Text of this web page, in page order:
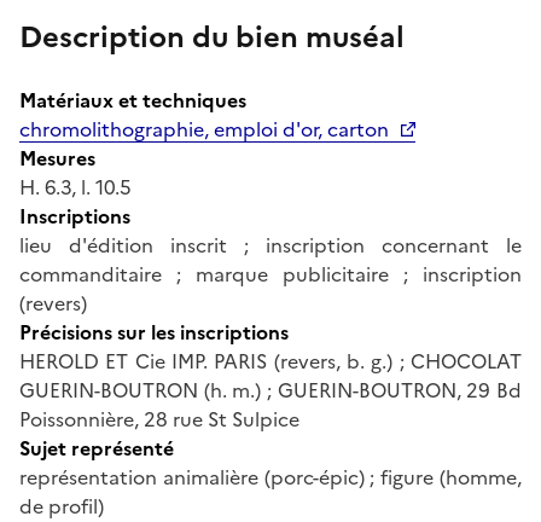
Description du bien muséal
Matériaux et techniques
chromolithographie, emploi d'or, carton
Mesures
H. 6.3, l. 10.5
Inscriptions
lieu d'édition inscrit ; inscription concernant le
commanditaire ; marque publicitaire ; inscription
(revers)
Précisions sur les inscriptions
HEROLD ET Cie IMP. PARIS (revers, b. g.) ; CHOCOLAT
GUERIN-BOUTRON (h. m.) ; GUERIN-BOUTRON, 29 Bd
Poissonnière, 28 rue St Sulpice
Sujet représenté
représentation animalière (porc-épic) ; figure (homme,
de profil)